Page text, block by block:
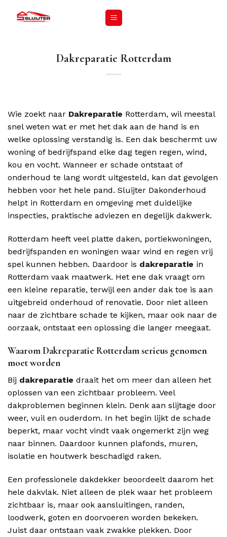
Dakreparatie Rotterdam
Wie zoekt naar Dakreparatie Rotterdam, wil meestal
snel weten wat er met het dak aan de hand is en
welke oplossing verstandig is. Een dak beschermt uw
woning of bedrijfspand elke dag tegen regen, wind,
kou en vocht. Wanneer er schade ontstaat of
onderhoud te lang wordt uitgesteld, kan dat gevolgen
hebben voor het hele pand. Sluijter Dakonderhoud
helpt in Rotterdam en omgeving met duidelijke
inspecties, praktische adviezen en degelijk dakwerk.
Rotterdam heeft veel platte daken, portiekwoningen,
bedrijfspanden en woningen waar wind en regen vrij
spel kunnen hebben. Daardoor is dakreparatie in
Rotterdam vaak maatwerk. Het ene dak vraagt om
een kleine reparatie, terwijl een ander dak toe is aan
uitgebreid onderhoud of renovatie. Door niet alleen
naar de zichtbare schade te kijken, maar ook naar de
oorzaak, ontstaat een oplossing die langer meegaat.
Waarom Dakreparatie Rotterdam serieus genomen
moet worden
Bij dakreparatie draait het om meer dan alleen het
oplossen van een zichtbaar probleem. Veel
dakproblemen beginnen klein. Denk aan slijtage door
weer, vuil en ouderdom. In het begin lijkt de schade
beperkt, maar vocht vindt vaak ongemerkt zijn weg
naar binnen. Daardoor kunnen plafonds, muren,
isolatie en houtwerk beschadigd raken.
Een professionele dakdekker beoordeelt daarom het
hele dakvlak. Niet alleen de plek waar het probleem
zichtbaar is, maar ook aansluitingen, randen,
loodwerk, goten en doorvoeren worden bekeken.
Juist daar ontstaan vaak zwakke plekken. Door